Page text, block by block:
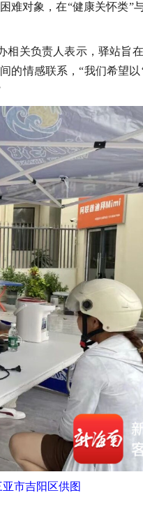
对象，在“健康关怀类”
关负责人表示，驿站旨
情感联系，“我们希望以
市吉阳区供图